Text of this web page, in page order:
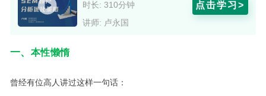
时长: 310分钟
讲师: 卢永国
点击学习>
一、 本性懒惰
曾经有位高人讲过这样一句话：